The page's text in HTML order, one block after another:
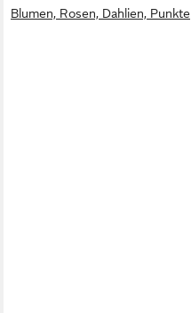
Blumen, Rosen, Dahlien, Punkte